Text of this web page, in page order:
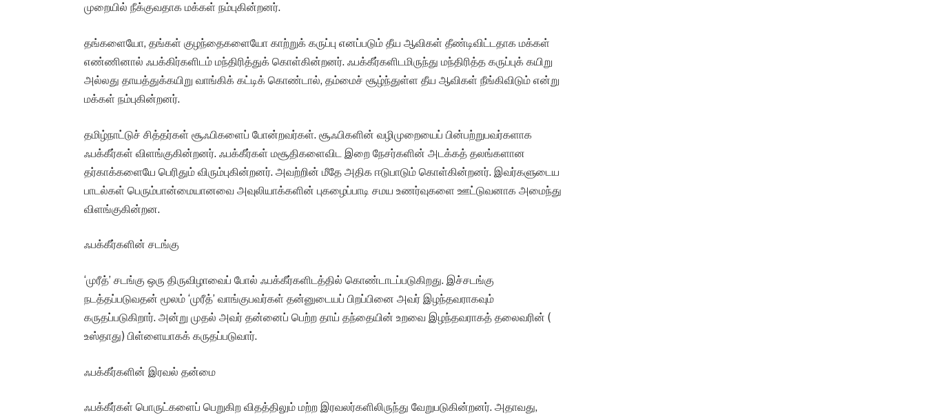
முறையில் நீக்குவதாக மக்கள் நம்புகின்றனர்.
தங்களையோ, தங்கள் குழந்தைகளையோ காற்றுக் கருப்பு எனப்படும் தீய ஆவிகள் தீண்டிவிட்டதாக மக்கள்
எண்ணினால் ஃபக்கிர்களிடம் மந்திரித்துக் கொள்கின்றனர். ஃபக்கீர்களிடமிருந்து மந்திரித்த கருப்புக் கயிறு
அல்லது தாயத்துக்கயிறு வாங்கிக் கட்டிக் கொண்டால், தம்மைச் சூழ்ந்துள்ள தீய ஆவிகள் நீங்கிவிடும் என்று
மக்கள் நம்புகின்றனர்.
தமிழ்நாட்டுச் சித்தர்கள் சூஃபிகளைப் போன்றவர்கள். சூஃபிகளின் வழிமுறையைப் பின்பற்றுபவர்களாக
ஃபக்கீர்கள் விளங்குகின்றனர். ஃபக்கீர்கள் மசூதிகளைவிட இறை நேசர்களின் அடக்கத் தலங்களான
தர்காக்களையே பெரிதும் விரும்புகின்றனர். அவற்றின் மீதே அதிக ஈடுபாடும் கொள்கின்றனர். இவர்களுடைய
பாடல்கள் பெரும்பான்மையானவை அவுலியாக்களின் புகழைப்பாடி சமய உணர்வுகளை ஊட்டுவனாக அமைந்து
விளங்குகின்றன.
ஃபக்கீர்களின் சடங்கு
‘முரீத்’ சடங்கு ஒரு திருவிழாவைப் போல் ஃபக்கீர்களிடத்தில் கொண்டாடப்படுகிறது. இச்சடங்கு
நடத்தப்படுவதன் மூலம் ‘முரீத்’ வாங்குபவர்கள் தன்னுடையப் பிறப்பினை அவர் இழந்தவராகவும்
கருதப்படுகிறார். அன்று முதல் அவர் தன்னைப் பெற்ற தாய் தந்தையின் உறவை இழந்தவராகத் தலைவரின் (
உஸ்தாது) பிள்ளையாகக் கருதப்படுவார்.
ஃபக்கீர்களின் இரவல் தன்மை
ஃபக்கீர்கள் பொருட்களைப் பெறுகிற விதத்திலும் மற்ற இரவலர்களிலிருந்து வேறுபடுகின்றனர். அதாவது,